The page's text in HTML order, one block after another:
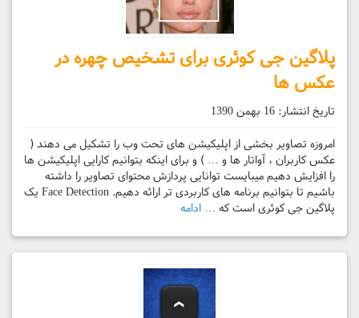
پلاگین جی کوئری برای تشخیص چهره در
عکس ها
تاریخ انتشار: 16 بهمن 1390
امروزه تصاویر بخشی از اپلیکیشن های تحت وب را تشکیل می دهند (
عکس کاربران ، آواتار ها و … ) و برای اینکه بتوانیم کارایی اپلیکیشن ها
را افزایش دهیم میبایست توانایی پردازش محتوای تصاویر را داشته
باشیم تا بتوانیم برنامه های کاربردی تر ارائه دهیم. Face Detection یک
پلاگین جی کوئری است که … ادامه